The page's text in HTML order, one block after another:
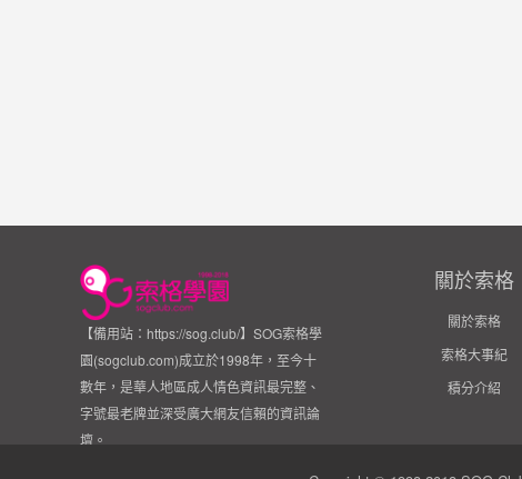
【備用站：https://sog.club/】SOG索格學
園(sogclub.com)成立於1998年，至今十
數年，是華人地區成人情色資訊最完整、
字號最老牌並深受廣大網友信賴的資訊論
壇。
關於索格
關於索格
索格大事紀
積分介紹